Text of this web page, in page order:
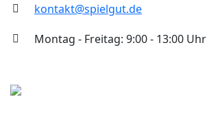
kontakt@spielgut.de
Montag - Freitag: 9:00 - 13:00 Uhr